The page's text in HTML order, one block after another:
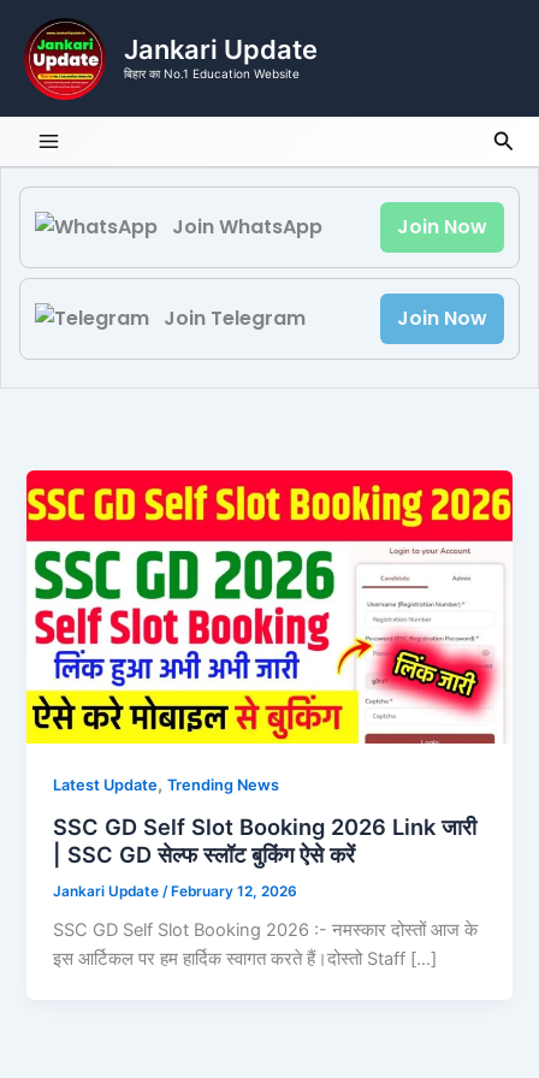
content
Jankari Update
बिहार का No.1 Education Website
Join WhatsApp Join Now
Join Telegram Join Now
Latest Update,Trending News
SSC GD Self Slot Booking 2026 Link जारी
| SSC GD सेल्फ स्लॉट बुकिंग ऐसे करें
Jankari Update /February 12, 2026
SSC GD Self Slot Booking 2026 :- नमस्कार दोस्तों आज के
इस आर्टिकल पर हम हार्दिक स्वागत करते हैं।दोस्तो Staff […]